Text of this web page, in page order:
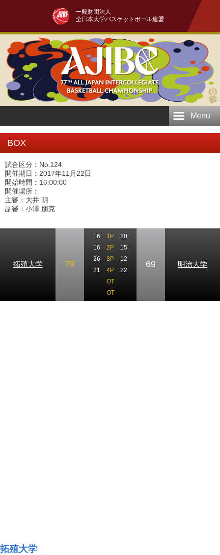
一般財団法人
全日本大学バスケットボール連盟
Menu
BOX
試合区分：No.124
開催期日：2017年11月22日
開始時間：16:00:00
開催場所：
主審：大井 明
副審：小澤 朋克
拓殖大学 79
16 1P
20
16
2P
15
26
3P
12
21
4P
22
OT
OT
69 明治大学
拓殖大学